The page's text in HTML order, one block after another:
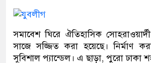
সমাবেশ ঘিরে ঐতিহাসিক সোহরাওয়ার্দী
সাজে সজ্জিত করা হয়েছে। নির্মাণ
সুবিশাল প্যান্ডেল। এ ছাড়া, পুরো ঢাকা